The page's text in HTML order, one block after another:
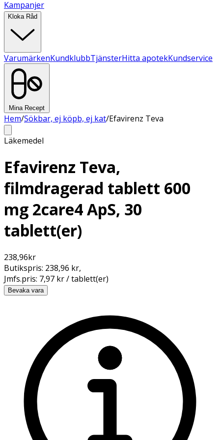
Kampanjer
Kloka Råd
VarumärkenKundklubbTjänsterHitta apotekKundservice
Mina Recept
Hem/Sökbar, ej köpb, ej kat/Efavirenz Teva
Läkemedel
Efavirenz Teva,
filmdragerad tablett 600
mg 2care4 ApS, 30
tablett(er)
238,96kr
Butikspris: 238,96 kr,
Jmfs.pris: 7,97 kr / tablett(er)
Bevaka vara